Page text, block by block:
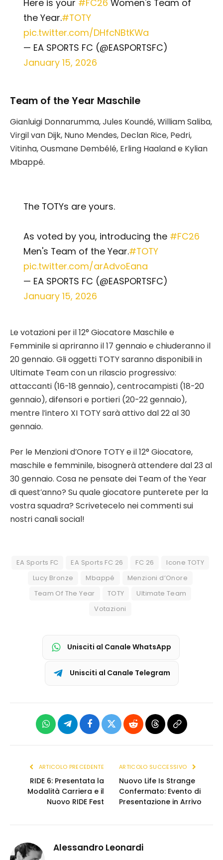
Here is your #FC26 Women's Team of
the Year.#TOTY
pic.twitter.com/DHfcNBtKWa
— EA SPORTS FC (@EASPORTSFC)
January 15, 2026
Team of the Year Maschile
Gianluigi Donnarumma, Jules Koundé, William Saliba,
Virgil van Dijk, Nuno Mendes, Declan Rice, Pedri,
Vitinha, Ousmane Dembélé, Erling Haaland e Kylian
Mbappé.
The TOTYs are yours.
As voted by you, introducing the #FC26
Men's Team of the Year.#TOTY
pic.twitter.com/arAdvoEana
— EA SPORTS FC (@EASPORTSFC)
January 15, 2026
Le votazioni per il 12° Giocatore Maschile e
Femminile si apriranno il 17 gennaio e chiuderanno il
20 gennaio. Gli oggetti TOTY saranno disponibili in
Ultimate Team con un rilascio progressivo:
attaccanti (16-18 gennaio), centrocampisti (18-20
gennaio), difensori e portieri (20-22 gennaio),
mentre l’intero XI TOTY sarà attivo dal 22 al 30
gennaio.
Per le Menzioni d’Onore TOTY e il 12° Giocatore,
maschile e femminile, bisognerà attendere dal 23 al
30 gennaio. Cosa ne pensate dei Team of the Year
di quest’anno? Su quale giocatore punterete per la
vostra squadra? Scrivetecelo nei commenti sui
nostri canali social!
EA Sports FC EA Sports FC 26 FC 26
Icone TOTY
Lucy Bronze
Mbappé
Menzioni d’Onore
Team Of The Year
TOTY
Ultimate Team
Votazioni
Unisciti al Canale WhatsApp
Unisciti al Canale Telegram
WhatsAppTelegramFacebook
X
Reddit ThreadsCopia
ARTICOLO PRECEDENTE
RIDE 6: Presentata la
Modalità Carriera e il
Nuovo RIDE Fest
ARTICOLO SUCCESSIVO
Nuovo Life Is Strange
Confermato: Evento di
Presentazione in Arrivo
Alessandro Leonardi